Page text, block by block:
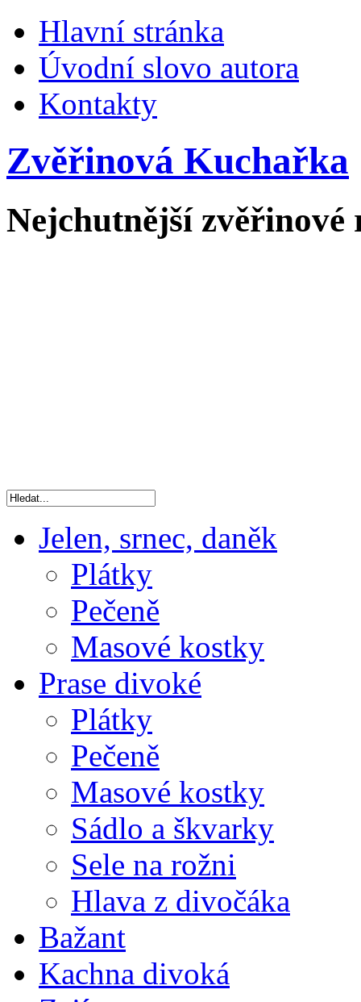
Hlavní stránka
Úvodní slovo autora
Kontakty
Zvěřinová Kuchařka
Nejchutnější zvěřinové
Jelen, srnec, daněk
Plátky
Pečeně
Masové kostky
Prase divoké
Plátky
Pečeně
Masové kostky
Sádlo a škvarky
Sele na rožni
Hlava z divočáka
Bažant
Kachna divoká